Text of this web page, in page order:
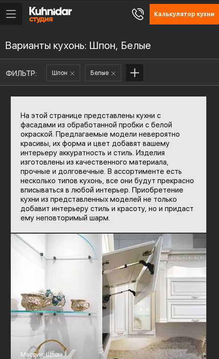
Калькулятор кухни
Варианты кухонь: Шпон, Белые
ФИЛЬТР: Шпон Белые
На этой странице представлены кухни с
фасадами из обработанной пробки с белой
окраской. Предлагаемые модели невероятно
красивы, их форма и цвет добавят вашему
интерьеру аккуратность и стиль. Изделия
изготовлены из качественного материала,
прочные и долговечные. В ассортименте есть
несколько типов кухонь, все они будут прекрасно
вписываться в любой интерьер. Приобретение
кухни из представленных моделей не только
добавит интерьеру стиль и красоту, но и придаст
ему неповторимый шарм.
Массив, Шпон